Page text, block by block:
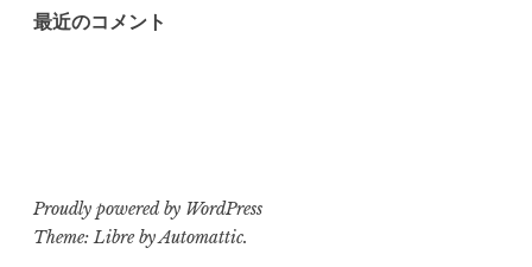
最近のコメント
Proudly powered by WordPress
Theme: Libre byAutomattic.